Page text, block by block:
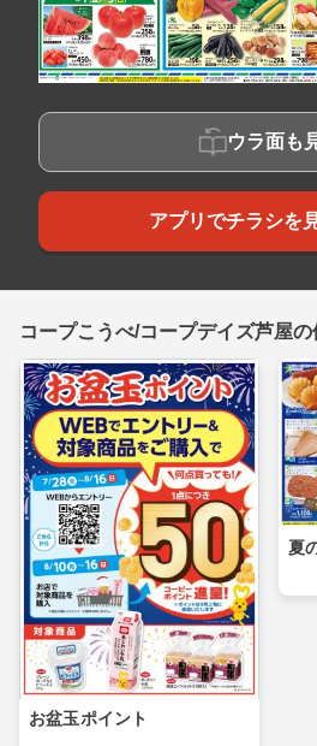
ウラ面も
アプリでチラシを
コープこうべ/コープデイズ芦屋
お盆玉ポイント
夏